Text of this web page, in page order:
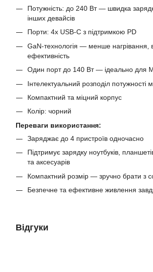
Потужність: до 240 Вт — швидка
інших девайсів
Порти: 4x USB-C з підтримкою PD
GaN-технологія — менше нагрівання,
ефективність
Один порт до 140 Вт — ідеально для
Інтелектуальний розподіл потужності
Компактний та міцний корпус
Колір: чорний
Переваги використання:
Заряджає до 4 пристроїв одночасно
Підтримує зарядку ноутбуків,
та аксесуарів
Компактний розмір — зручно брати з
Безпечне та ефективне живлення
Відгуки